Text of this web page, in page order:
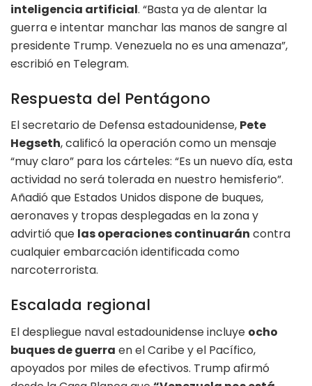
inteligencia artificial. “Basta ya de alentar la
guerra e intentar manchar las manos de sangre al
presidente Trump. Venezuela no es una amenaza”,
escribió en Telegram.
Respuesta del Pentágono
El secretario de Defensa estadounidense, Pete
Hegseth, calificó la operación como un mensaje
“muy claro” para los cárteles: “Es un nuevo día, esta
actividad no será tolerada en nuestro hemisferio”.
Añadió que Estados Unidos dispone de buques,
aeronaves y tropas desplegadas en la zona y
advirtió que las operaciones continuarán contra
cualquier embarcación identificada como
narcoterrorista.
Escalada regional
El despliegue naval estadounidense incluye ocho
buques de guerra en el Caribe y el Pacífico,
apoyados por miles de efectivos. Trump afirmó